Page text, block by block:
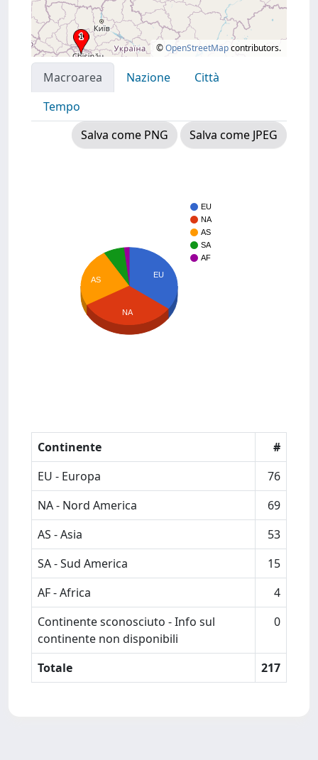
©OpenStreetMapcontributors.
Macroarea Nazione
Città
Tempo
Salva come PNG
Salva come JPEG
EU
NA
AS
SA
AF
EU
AS
NA
Continente
#
EU - Europa
76
NA - Nord America
69
AS - Asia
53
SA - Sud America
15
AF - Africa
4
Continente sconosciuto - Info sul
continente non disponibili
0
Totale 217